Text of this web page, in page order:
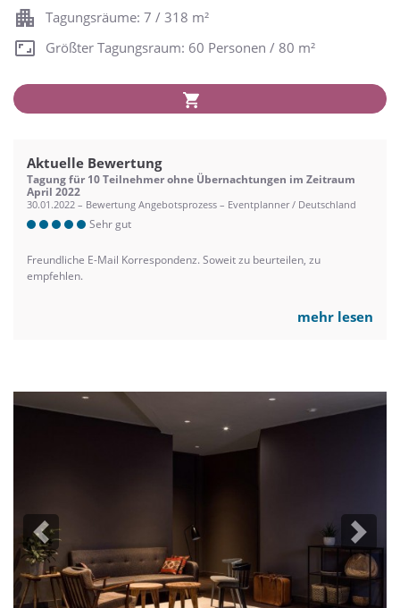
Tagungsräume: 7 / 318 m²
Größter Tagungsraum: 60 Personen / 80 m²
Aktuelle Bewertung
Tagung für 10 Teilnehmer ohne Übernachtungen im Zeitraum
April 2022
30.01.2022 – Bewertung Angebotsprozess – Eventplanner / Deutschland
Sehr gut
Freundliche E-Mail Korrespondenz. Soweit zu beurteilen, zu
empfehlen.
mehr lesen
Previous Next